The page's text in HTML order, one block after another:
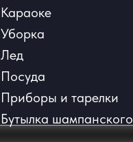
Караоке
Уборка
Лед
Посуда
Приборы и тарелки
Бутылка шампанского